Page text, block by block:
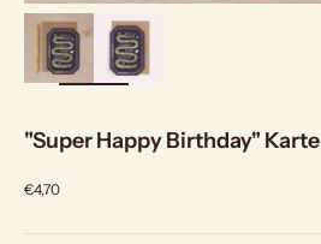
bild
vergrößern
"Super Happy Birthday" Karte
Angebot
€4,70